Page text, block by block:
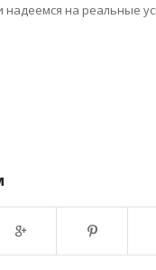
надеемся на реальные